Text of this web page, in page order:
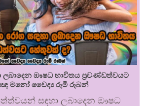
ලබාදෙන ඖෂධ භාවිතය ප්‍රචණ්ඩත්වයට
මනෝ වෛද්‍ය රූමි රූබන්
සඳහා ලබාදෙන ඖෂධ